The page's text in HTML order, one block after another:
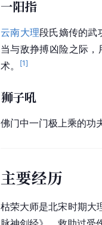
一阳指
云南大理段氏嫡传的武
当与敌挣搏凶险之际
术。
[1]
狮子吼
佛门中一门极上乘的功
主要经历
枯荣大师是北宋时期大